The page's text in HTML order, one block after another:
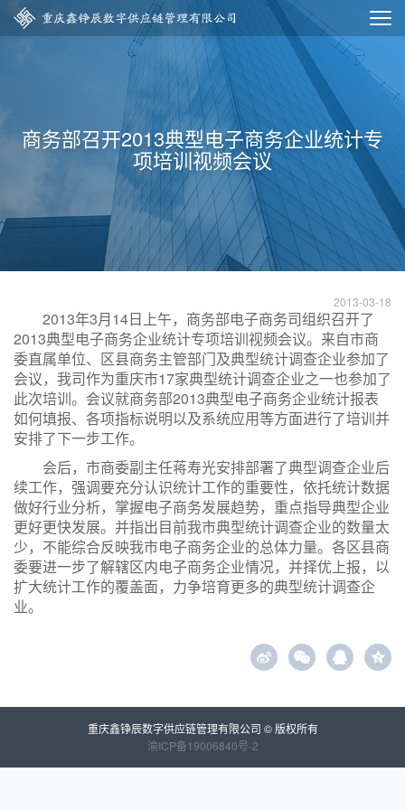
商务部召开2013典型电子商务企业统计专
项培训视频会议
2013-03-18
2013年3月14日上午，商务部电子商务司组织召开了
2013典型电子商务企业统计专项培训视频会议。来自市商
委直属单位、区县商务主管部门及典型统计调查企业参加了
会议，我司作为重庆市17家典型统计调查企业之一也参加了
此次培训。会议就商务部2013典型电子商务企业统计报表
如何填报、各项指标说明以及系统应用等方面进行了培训并
安排了下一步工作。
会后，市商委副主任蒋寿光安排部署了典型调查企业后
续工作，强调要充分认识统计工作的重要性，依托统计数据
做好行业分析，掌握电子商务发展趋势，重点指导典型企业
更好更快发展。并指出目前我市典型统计调查企业的数量太
少，不能综合反映我市电子商务企业的总体力量。各区县商
委要进一步了解辖区内电子商务企业情况，并择优上报，以
扩大统计工作的覆盖面，力争培育更多的典型统计调查企
业。
z
重庆鑫铮辰数字供应链管理有限公司 © 版权所有
渝ICP备19006840号-2